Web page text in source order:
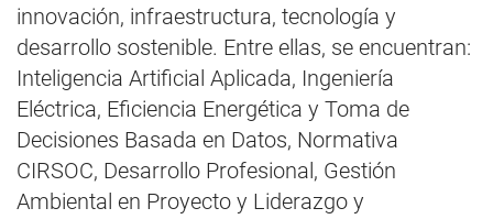
innovación, infraestructura, tecnología y
desarrollo sostenible. Entre ellas, se encuentran:
Inteligencia Artificial Aplicada, Ingeniería
Eléctrica, Eficiencia Energética y Toma de
Decisiones Basada en Datos, Normativa
CIRSOC, Desarrollo Profesional, Gestión
Ambiental en Proyecto y Liderazgo y